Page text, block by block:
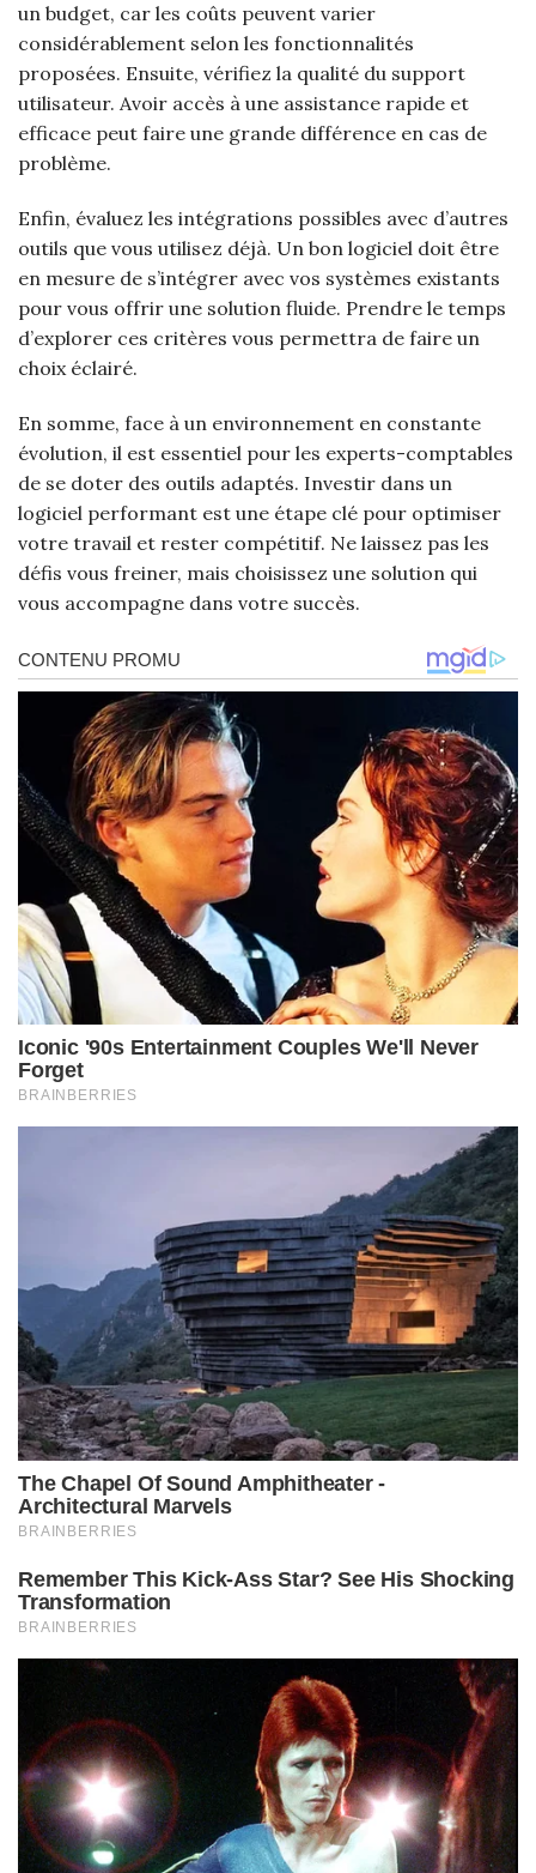
un budget, car les coûts peuvent varier
considérablement selon les fonctionnalités
proposées. Ensuite, vérifiez la qualité du support
utilisateur. Avoir accès à une assistance rapide et
efficace peut faire une grande différence en cas de
problème.
Enfin, évaluez les intégrations possibles avec d’autres
outils que vous utilisez déjà. Un bon logiciel doit être
en mesure de s’intégrer avec vos systèmes existants
pour vous offrir une solution fluide. Prendre le temps
d’explorer ces critères vous permettra de faire un
choix éclairé.
En somme, face à un environnement en constante
évolution, il est essentiel pour les experts-comptables
de se doter des outils adaptés. Investir dans un
logiciel performant est une étape clé pour optimiser
votre travail et rester compétitif. Ne laissez pas les
défis vous freiner, mais choisissez une solution qui
vous accompagne dans votre succès.